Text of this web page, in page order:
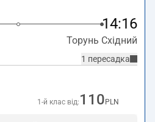
14:16
Торунь Східний
1 пересадка
1-й клас від: 110 PLN